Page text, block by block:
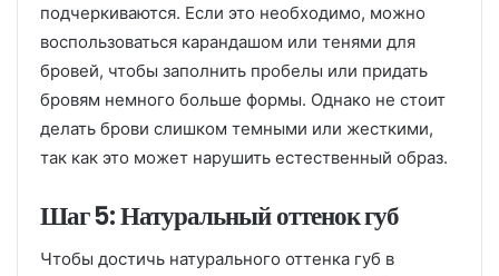
подчеркиваются. Если это необходимо, можно
воспользоваться карандашом или тенями для
бровей, чтобы заполнить пробелы или придать
бровям немного больше формы. Однако не стоит
делать брови слишком темными или жесткими,
так как это может нарушить естественный образ.
Шаг 5: Натуральный оттенок губ
Чтобы достичь натурального оттенка губ в